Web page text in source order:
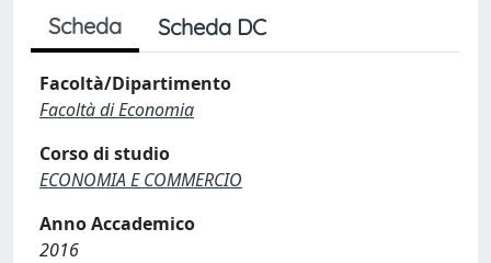
Scheda Scheda DC
Facoltà/Dipartimento
Facoltà di Economia
Corso di studio
ECONOMIA E COMMERCIO
Anno Accademico
2016